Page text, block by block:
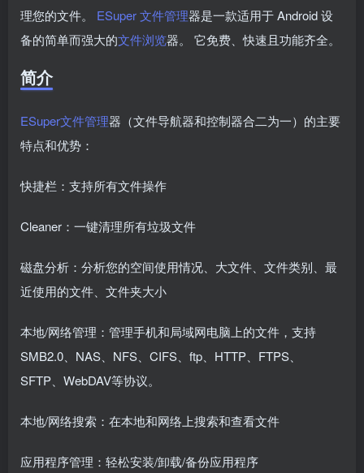
理您的文件。 ESuper文件管理器是一款适用于 Android 设
备的简单而强大的文件浏览器。 它免费、快速且功能齐全。
简介
ESuper文件管理器（文件导航器和控制器合二为一）的主要
特点和优势：
快捷栏：支持所有文件操作
Cleaner：一键清理所有垃圾文件
磁盘分析：分析您的空间使用情况、大文件、文件类别、最
近使用的文件、文件夹大小
本地/网络管理：管理手机和局域网电脑上的文件，支持
SMB2.0、NAS、NFS、CIFS、ftp、HTTP、FTPS、
SFTP、WebDAV等协议。
本地/网络搜索：在本地和网络上搜索和查看文件
应用程序管理：轻松安装/卸载/备份应用程序